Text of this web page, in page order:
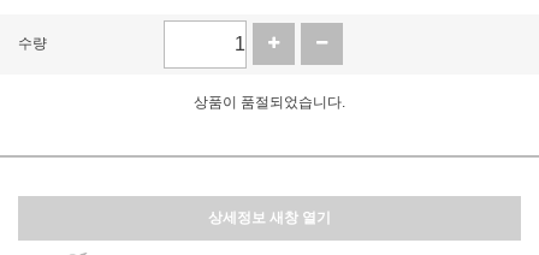
수량
상품이 품절되었습니다.
상세정보 새창 열기